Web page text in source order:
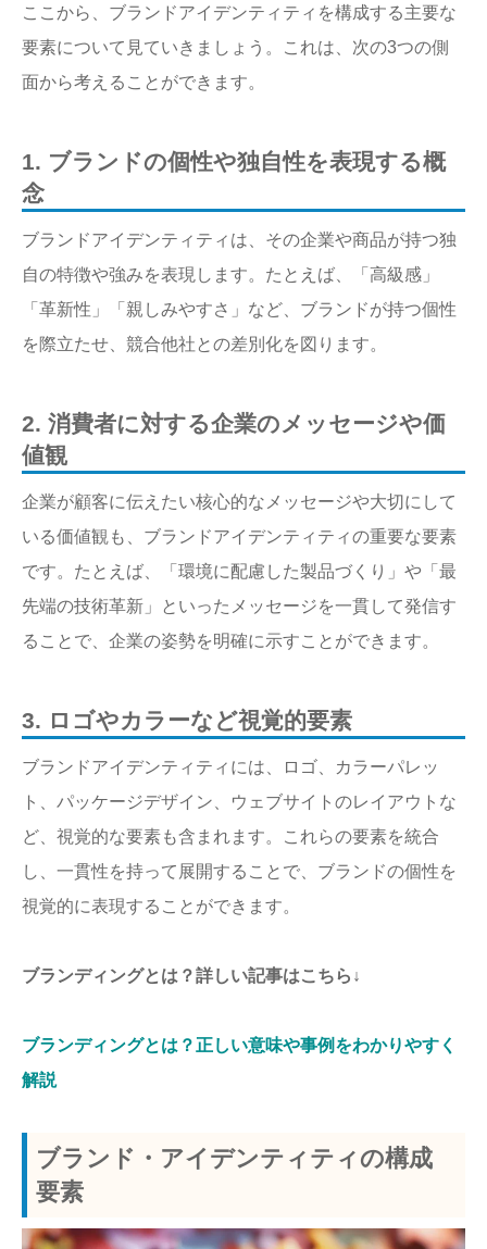
ここから、ブランドアイデンティティを構成する主要な
要素について見ていきましょう。これは、次の3つの側
面から考えることができます。
1. ブランドの個性や独自性を表現する概
念
ブランドアイデンティティは、その企業や商品が持つ独
自の特徴や強みを表現します。たとえば、「高級感」
「革新性」「親しみやすさ」など、ブランドが持つ個性
を際立たせ、競合他社との差別化を図ります。
2. 消費者に対する企業のメッセージや価
値観
企業が顧客に伝えたい核心的なメッセージや大切にして
いる価値観も、ブランドアイデンティティの重要な要素
です。たとえば、「環境に配慮した製品づくり」や「最
先端の技術革新」といったメッセージを一貫して発信す
ることで、企業の姿勢を明確に示すことができます。
3. ロゴやカラーなど視覚的要素
ブランドアイデンティティには、ロゴ、カラーパレッ
ト、パッケージデザイン、ウェブサイトのレイアウトな
ど、視覚的な要素も含まれます。これらの要素を統合
し、一貫性を持って展開することで、ブランドの個性を
視覚的に表現することができます。
ブランディングとは？詳しい記事はこちら↓
ブランディングとは？正しい意味や事例をわかりやすく
解説
ブランド・アイデンティティの構成
要素